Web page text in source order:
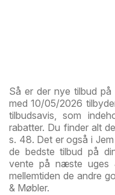
Så er der nye tilbud
med 10/05/2026
tilbudsavis, som
rabatter. Du finder alt
s. 48. Det er også i
de bedste tilbud på
vente på næste uges
mellemtiden de andre
& Møbler.